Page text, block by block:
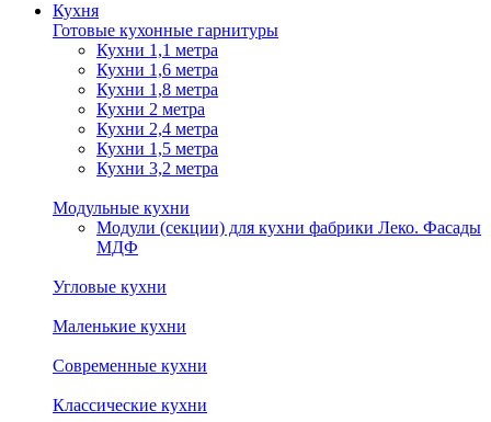
Кухня
Готовые кухонные гарнитуры
Кухни 1,1 метра
Кухни 1,6 метра
Кухни 1,8 метра
Кухни 2 метра
Кухни 2,4 метра
Кухни 1,5 метра
Кухни 3,2 метра
Модульные кухни
Модули (секции) для кухни фабрики Леко. Фасады
МДФ
Угловые кухни
Маленькие кухни
Современные кухни
Классические кухни